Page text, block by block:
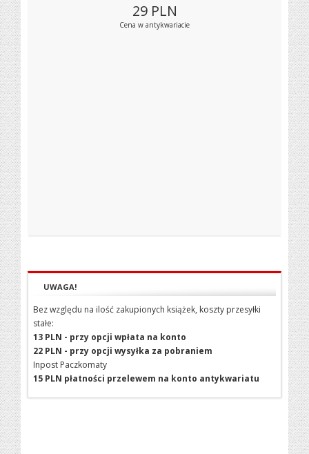
29 PLN
Cena w antykwariacie
UWAGA!
Bez względu na ilość zakupionych książek, koszty przesyłki
stałe:
13 PLN - przy opcji wpłata na konto
22 PLN - przy opcji wysyłka za pobraniem
Inpost Paczkomaty
15 PLN płatności przelewem na konto antykwariatu